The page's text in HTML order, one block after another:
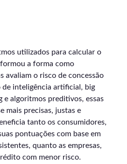
utilizados para calcular o
a forma como
avaliam o risco de concessão
de inteligência artificial, big
e algoritmos preditivos, essas
mais precisas, justas e
tanto os consumidores,
pontuações com base em
quanto as empresas,
com menor risco.